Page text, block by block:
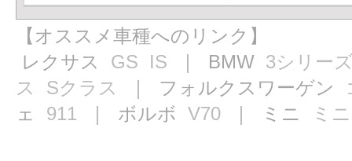
【オススメ車種へのリンク】
レクサス GS IS ｜ BMW 3シリー
ス
Sクラス ｜ フォルクスワーゲン
ェ 911 ｜ ボルボ V70 ｜ ミニ ミニ